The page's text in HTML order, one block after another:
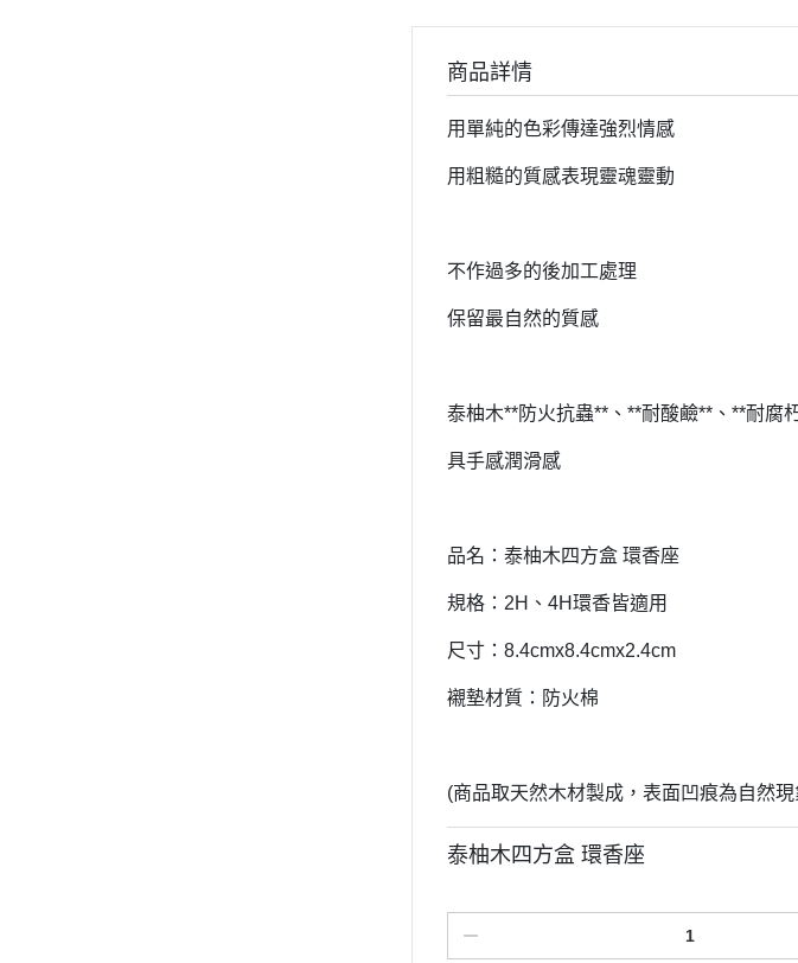
商品詳情
用單純的色彩傳達強烈情感
用粗糙的質感表現靈魂靈動
不作過多的後加工處理
保留最自然的質感
泰柚木**防火抗蟲**、**耐酸鹼**、**耐腐
具手感潤滑感
品名：泰柚木四方盒 環香座
規格：2H、4H環香皆適用
尺寸：8.4cmx8.4cmx2.4cm
襯墊材質：防火棉
(商品取天然木材製成，表面凹痕為自然
泰柚木四方盒 環香座